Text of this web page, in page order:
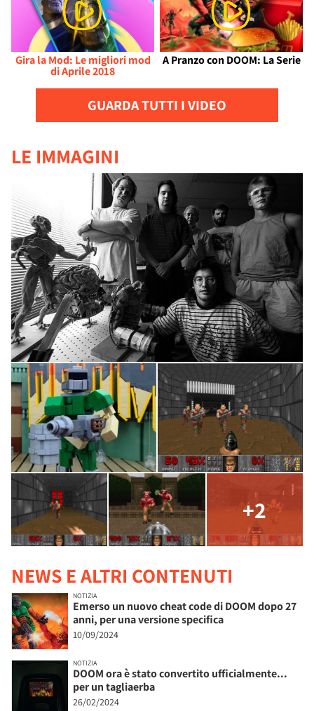
Gira la Mod: Le migliori mod
di Aprile 2018
A Pranzo con DOOM: La Serie
GUARDA TUTTI I VIDEO
LE IMMAGINI
+2
NEWS E ALTRI CONTENUTI
NOTIZIA
Emerso un nuovo cheat code di DOOM dopo 27
anni, per una versione specifica
10/09/2024
NOTIZIA
DOOM ora è stato convertito ufficialmente...
per un tagliaerba
26/02/2024